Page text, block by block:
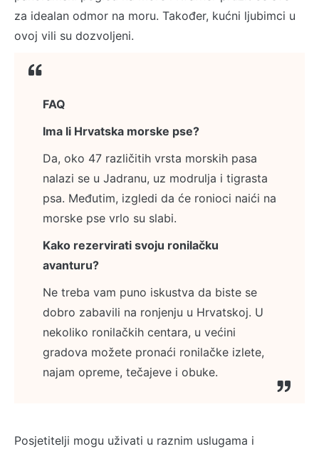
za idealan odmor na moru. Također, kućni ljubimci u
ovoj vili su dozvoljeni.
FAQ
Ima li Hrvatska morske pse?
Da, oko 47 različitih vrsta morskih pasa
nalazi se u Jadranu, uz modrulja i tigrasta
psa. Međutim, izgledi da će ronioci naići na
morske pse vrlo su slabi.
Kako rezervirati svoju ronilačku
avanturu?
Ne treba vam puno iskustva da biste se
dobro zabavili na ronjenju u Hrvatskoj. U
nekoliko ronilačkih centara, u većini
gradova možete pronaći ronilačke izlete,
najam opreme, tečajeve i obuke.
Posjetitelji mogu uživati u raznim uslugama i